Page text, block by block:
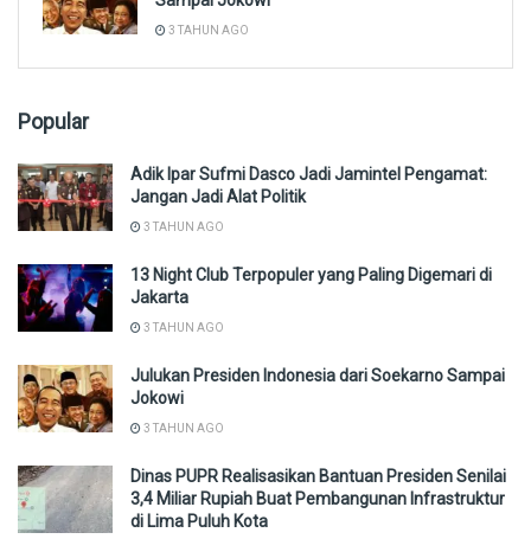
3 TAHUN AGO
Popular
Adik Ipar Sufmi Dasco Jadi Jamintel Pengamat:
Jangan Jadi Alat Politik
3 TAHUN AGO
13 Night Club Terpopuler yang Paling Digemari di
Jakarta
3 TAHUN AGO
Julukan Presiden Indonesia dari Soekarno Sampai
Jokowi
3 TAHUN AGO
Dinas PUPR Realisasikan Bantuan Presiden Senilai
3,4 Miliar Rupiah Buat Pembangunan Infrastruktur
di Lima Puluh Kota